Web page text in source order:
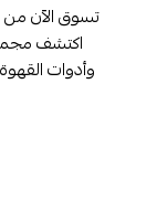
تسوق الآن من
اكتشف
وأدوات